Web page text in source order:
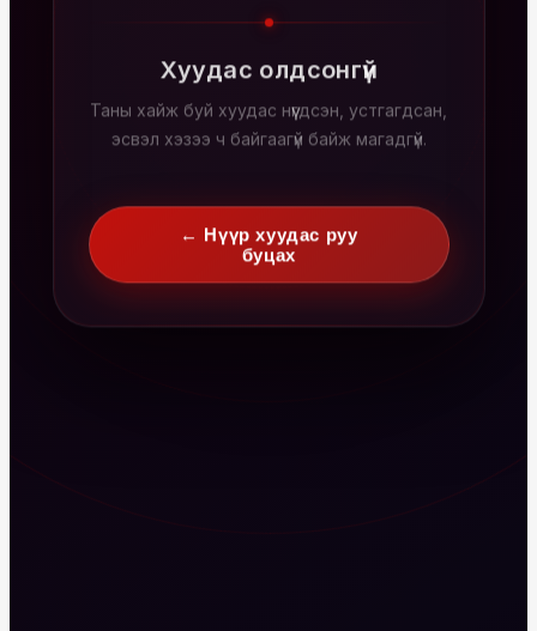
Хуудас олдсонгүй
эсвэл хэзээ ч байгаагүй байж магадгүй.
буцах